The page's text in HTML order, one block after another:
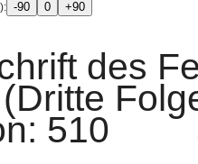
des
(Dritte
510